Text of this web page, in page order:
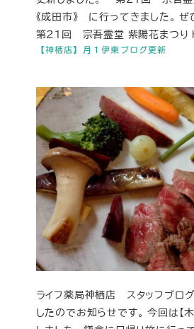
【神栖店】月１伊東ブログ更新
《成田市》 に行ってきました。 ぜ
第２１回 宗吾霊堂 紫陽花まつ
ライフ薬局神栖店 スタッフブロ
したのでお知らせです。 今回は【